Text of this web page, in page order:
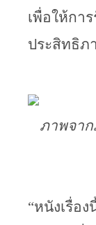
เพื่อให้กา
ประสิทธิภ
ภาพจาก
“หนังเรื่อ